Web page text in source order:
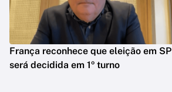
França reconhece que eleição em SP
será decidida em 1º turno